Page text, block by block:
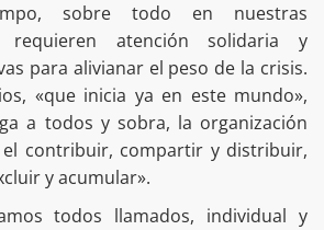
sobre todo en nuestras
requieren atención solidaria y
para alivianar el peso de la crisis.
«que inicia ya en este mundo»,
a todos y sobra, la organización
el contribuir, compartir y distribuir,
y acumular».
todos llamados, individual y